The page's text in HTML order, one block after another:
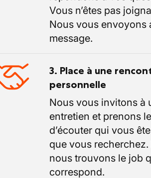
Vous n’êtes pas
Nous vous envoyons
message.
3. Place à une
personnelle
Nous vous invitons à
entretien et prenons
d’écouter qui vous
que vous recherchez.
nous trouvons le job
correspond.